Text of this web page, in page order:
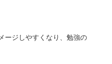
ージしやすくなり、勉強の